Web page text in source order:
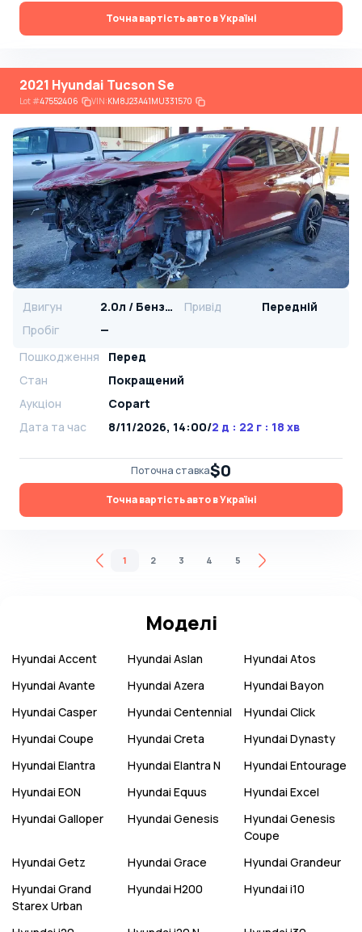
Точна вартість авто в Україні
2021 Hyundai Tucson Se
Lot#47552406 VIN:KM8J23A41MU331570
Двигун 2.0л / Бензин Привід
Передній
Пробіг
—
Пошкодження
Перед
Стан
Покращений
Аукціон
Copart
Дата та час
8/11/2026, 14:00/2 д : 22 г : 18 хв
Поточна ставка$0
Точна вартість авто в Україні
1 2 3 4 5
Моделі
Hyundai Accent Hyundai Aslan Hyundai Atos
Hyundai Avante Hyundai Azera Hyundai Bayon
Hyundai Casper Hyundai Centennial Hyundai Click
Hyundai Coupe Hyundai Creta Hyundai Dynasty
Hyundai Elantra Hyundai Elantra N Hyundai Entourage
Hyundai EON Hyundai Equus Hyundai Excel
Hyundai Galloper Hyundai Genesis Hyundai Genesis
Coupe
Hyundai Getz Hyundai Grace Hyundai Grandeur
Hyundai Grand
Starex Urban
Hyundai H200 Hyundai i10